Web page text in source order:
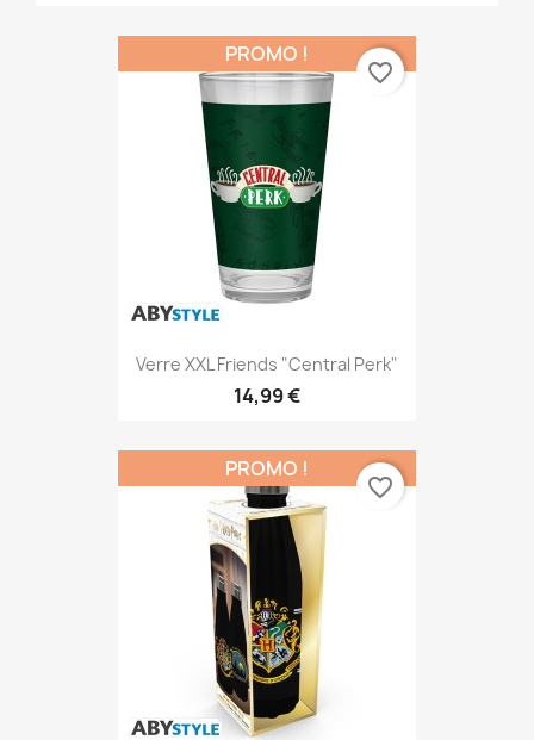
Verre XXL Friends "Central Perk"
14,99 €
PROMO !
favorite_border
PROMO !
favorite_border